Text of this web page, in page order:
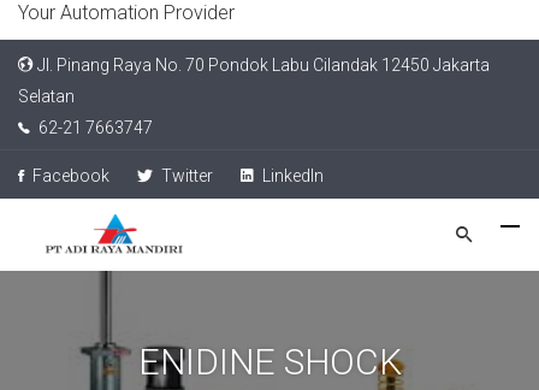
Your Automation Provider
Jl. Pinang Raya No. 70 Pondok Labu Cilandak 12450 Jakarta
Selatan
62-21 7663747
Facebook Twitter LinkedIn
ENIDINE SHOCK